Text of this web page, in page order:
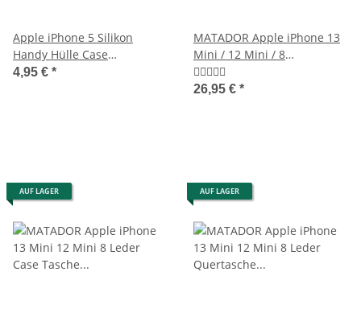
Apple iPhone 5 Silikon
Handy Hülle Case
Schutzhülle Silicon Schwarz
4,95 € *
MATADOR Apple iPhone 13
Mini / 12 Mini / 8
Gürteltasche Schwarz
26,95 € *
AUF LAGER AUF LAGER